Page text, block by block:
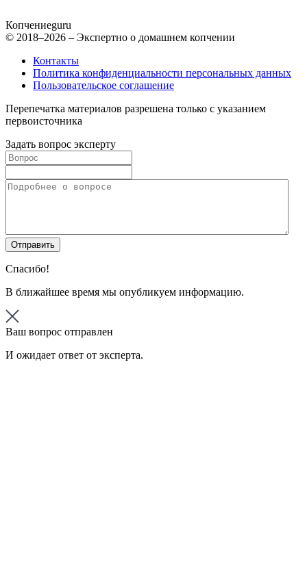
Копчениеguru
© 2018–2026 – Экспертно о домашнем копчении
Контакты
Политика конфиденциальности персональных данных
Пользовательское соглашение
Перепечатка материалов разрешена только с указанием
первоисточника
Задать вопрос эксперту
Спасибо!
В ближайшее время мы опубликуем информацию.
Ваш вопрос отправлен
И ожидает ответ от эксперта.